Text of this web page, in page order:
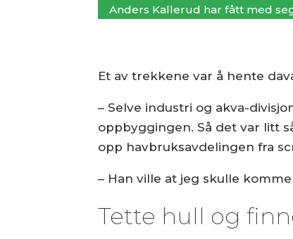
Anders Kallerud har fått med
Et av trekkene var å hente
– Selve industri og akva-
oppbyggingen. Så det var litt
opp havbruksavdelingen fra
– Han ville at jeg skulle
Tette hull og